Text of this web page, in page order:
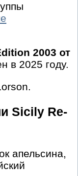
2003 от
в 2025 году.
Sicily Re-
апельсина,